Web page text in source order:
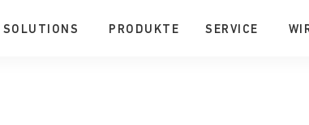
SOLUTIONS PRODUKTE SERVICE